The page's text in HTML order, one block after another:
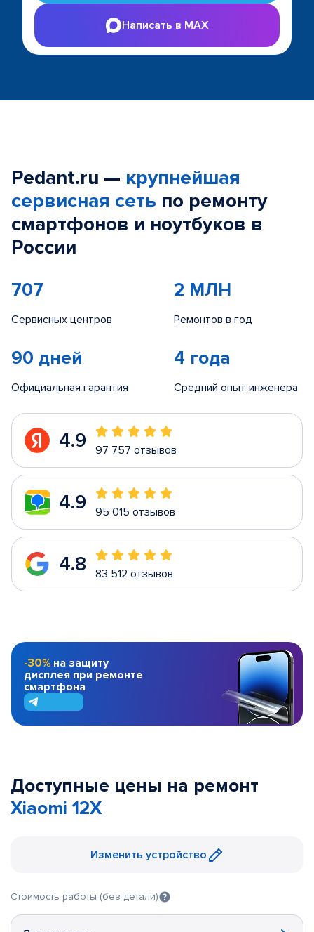
Написать в MAX
Pedant.ru — крупнейшая
сервисная сеть по ремонту
смартфонов и ноутбуков в
России
707
Сервисных центров
2 МЛН
Ремонтов в год
90 дней
Официальная гарантия
4 года
Средний опыт инженера
4.9 97 757 отзывов
4.9 95 015 отзывов
4.8 83 512 отзывов
-30% на защиту
дисплея при ремонте
смартфона
Доступные цены на ремонт
Xiaomi 12X
Изменить устройство
Стоимость работы (без детали)